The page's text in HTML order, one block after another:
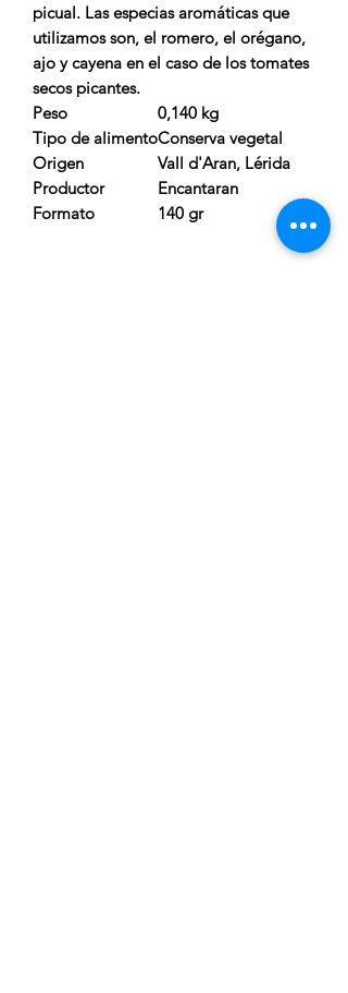
picual. Las especias aromáticas que
utilizamos son, el romero, el orégano,
ajo y cayena en el caso de los tomates
secos picantes.
Peso
0,140 kg
Tipo de alimentoConserva vegetal
Origen
Vall d'Aran, Lérida
Productor
Encantaran
Formato
140 gr